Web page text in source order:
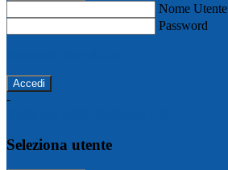
Nome Utente
Password
-
Seleziona utente